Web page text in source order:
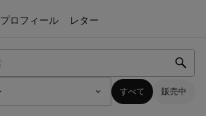
プロフィール レター
すべて 販売中